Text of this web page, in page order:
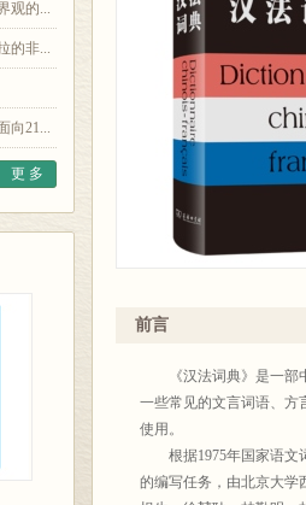
观的...
的非...
向21...
更 多
前言
《汉法词典》是一部中
一些常见的文言词语、方
使用。
根据1975年国家语文词
的编写任务，由北京大学